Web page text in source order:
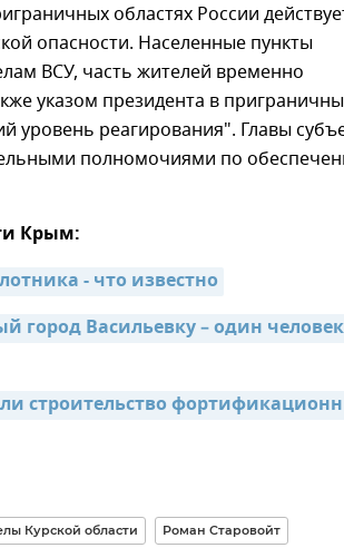
областях России
опасности. Населенные пункты
ВСУ, часть жителей временно
указом президента в
уровень реагирования". Главы
полномочиями по
Крым:
- что известно
город Васильевку – один человек
строительство
Курской области Роман Старовойт